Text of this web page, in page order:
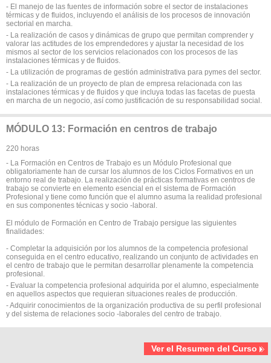
- El manejo de las fuentes de información sobre el sector de instalaciones
térmicas y de fluidos, incluyendo el análisis de los procesos de innovación
sectorial en marcha.
- La realización de casos y dinámicas de grupo que permitan comprender y
valorar las actitudes de los emprendedores y ajustar la necesidad de los
mismos al sector de los servicios relacionados con los procesos de las
instalaciones térmicas y de fluidos.
- La utilización de programas de gestión administrativa para pymes del sector.
- La realización de un proyecto de plan de empresa relacionada con las
instalaciones térmicas y de fluidos y que incluya todas las facetas de puesta
en marcha de un negocio, así como justificación de su responsabilidad social.
MÓDULO 13: Formación en centros de trabajo
220 horas
- La Formación en Centros de Trabajo es un Módulo Profesional que
obligatoriamente han de cursar los alumnos de los Ciclos Formativos en un
entorno real de trabajo. La realización de prácticas formativas en centros de
trabajo se convierte en elemento esencial en el sistema de Formación
Profesional y tiene como función que el alumno asuma la realidad profesional
en sus componentes técnicas y socio -laboral.
El módulo de Formación en Centro de Trabajo persigue las siguientes
finalidades:
- Completar la adquisición por los alumnos de la competencia profesional
conseguida en el centro educativo, realizando un conjunto de actividades en
el centro de trabajo que le permitan desarrollar plenamente la competencia
profesional.
- Evaluar la competencia profesional adquirida por el alumno, especialmente
en aquellos aspectos que requieran situaciones reales de producción.
- Adquirir conocimientos de la organización productiva de su perfil profesional
y del sistema de relaciones socio -laborales del centro de trabajo.
Ver el Resumen del Curso